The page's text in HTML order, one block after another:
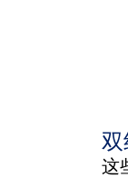
双
这